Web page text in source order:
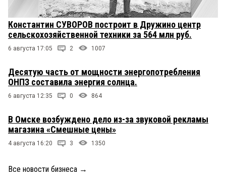
Константин СУВОРОВ построит в Дружино центр
сельскохозяйственной техники за 564 млн руб.
6 августа 17:05 2 1007
Десятую часть от мощности энергопотребления
ОНПЗ составила энергия солнца.
6 августа 12:35 0 864
В Омске возбуждено дело из-за звуковой рекламы
магазина «Смешные цены»
4 августа 16:20 3 1350
Все новости бизнеса →